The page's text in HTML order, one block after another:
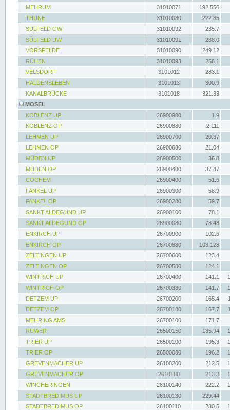
MEHRUM
31010071
192.556
THUNE
31010080
222.85
SÜLFELD OW
31010092
235.7
SÜLFELD UW
31010091
238.0
VORSFELDE
31010090
249.12
RÜHEN
31010093
256.1
VELSDORF
3101012
283.1
HALDENSLEBEN
3101013
300.9
KANALBRÜCKE
3101018
321.33
MOSEL
KOBLENZ UP
26900900
1.9
KOBLENZ OP
26900880
2.111
LEHMEN UP
26900700
20.37
LEHMEN OP
26900680
21.04
MÜDEN UP
26900500
36.8
MÜDEN OP
26900480
37.47
COCHEM
26900400
51.6
FANKEL UP
26900300
58.9
FANKEL OP
26900280
59.7
SANKT ALDEGUND UP
26900100
78.1
SANKT ALDEGUND OP
26900080
78.48
ENKIRCH UP
26700900
102.6
ENKIRCH OP
26700880
103.128
ZELTINGEN UP
26700600
123.4
ZELTINGEN OP
26700580
124.1
WINTRICH UP
26700400 141.1
WINTRICH OP
26700380 141.7
DETZEM UP
26700200 165.4
DETZEM OP
26700180 167.7
MEHRING AMS
26700100
171.7
RUWER
26500150 185.94
TRIER UP
26500100 195.3
TRIER OP
26500080 196.2
GREVENMACHER UP
26100200 212.5
GREVENMACHER OP
2610180 213.3
WINCHERINGEN
26100140 222.2
STADTBREDIMUS UP
26100130
229.44
STADTBREDIMUS OP
26100110 230.5